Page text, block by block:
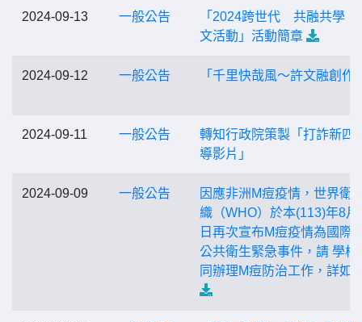
2024-09-13 一般公告
「2024跨世代 共融共學
文活動」活動簡章
2024-09-12 一般公告 「千里快哉風～許文融創作
2024-09-11 一般公告
轉知行政院策製「打詐新四
導影片」
2024-09-09 一般公告
因應非洲M痘疫情，世界衛
織（WHO）於本(113)年8月
日再次宣布M痘疫情為國際
公共衛生緊急事件，請 學校
同辦理M痘防治工作，詳如